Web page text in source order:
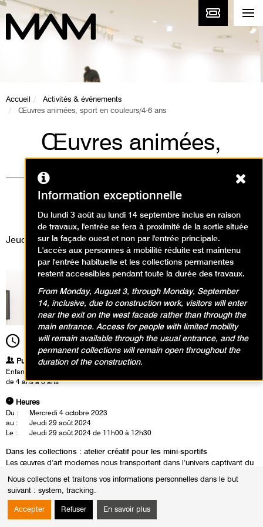
Nous collectons et traitons vos informations personnelles dans le but
suivant : system, tracking.
Accepter Refuser En savoir plus
Accueil
Activités & événements
Œuvres animées, sport en couleurs/4-6 ans
Œuvres animées,
sport en couleurs/4-
6 ans
Animations / Visite animation
Jeudi 29 août 2024
11h00 Durée1h30
Publics
Enfants / Ados
de 4 ans à 6 ans
Heures
Du :
Mercredi 4 octobre 2023
au :
Jeudi 29 août 2024
Le :
Jeudi 29 août 2024 de 11h00 à 12h30
Dans les collections : atelier créatif pour les mini-sportifs
Les œuvres d’art modernes nous transportent dans l’univers captivant du
une symphonie visuelle. Les enfants admirent plus particulièrement les
œuvres de Raoul Dufy représentant des courses de chevaux ou des
rameurs de régates. En atelier, ils reconstituent par collage et
assemblage une course animée et colorée.
Information exceptionnelle
Du lundi 3 août au lundi 14 septembre inclus en raison
de travaux, l'entrée se fera à proximité de la sortie située
sur la façade ouest et non par l'entrée principale.
L'accès aux personnes à mobilité réduite est maintenu
par l'entrée habituelle et les collections permanentes
restent accessibles pendant toute la durée des travaux.
From Monday, August 3, through Monday, September
14, inclusive, due to construction work, visitors will enter
near the exit on the west facade rather than through the
main entrance. Access for people with limited mobility
will remain available through the usual entrance, and the
permanent collections will remain open throughout the
duration of the construction.